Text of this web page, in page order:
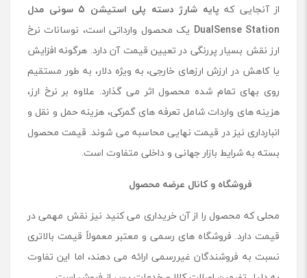
از آنجایی که پایه شارژ دسته پلی استیشن 5 سونی مدل
DualSense Station یک محصول وارداتی است، نوسانات نرخ
ارز نقش بسیار پررنگی در تعیین قیمت آن دارد. هرگونه افزایش
یا کاهش در ارزش ارزهای خارجی، به ویژه دلار، به طور مستقیم
روی بهای تمام شده محصول اثر می گذارد. علاوه بر نرخ ارز،
هزینه های واردات شامل تعرفه های گمرکی، هزینه حمل و نقل و
انبارداری نیز در قیمت نهایی محاسبه می شوند. قیمت محصول
بسته به شرایط بازار جهانی و داخلی متفاوت است.
فروشگاه و کانال عرضه محصول
محلی که محصول را از آن خریداری می کنید نیز نقش مهمی در
قیمت دارد. فروشگاه های رسمی و معتبر معمولاً قیمت بالاتری
نسبت به فروشندگان غیررسمی ارائه می دهند، اما این تفاوت